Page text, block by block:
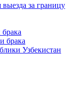
за границу
брака
Узбекистан